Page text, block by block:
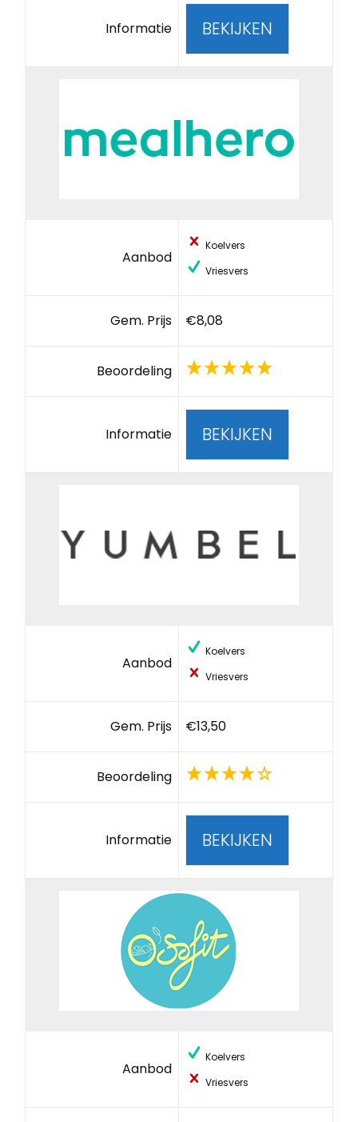
Informatie BEKIJKEN
Aanbod
Koelvers
Vriesvers
Gem. Prijs €8,08
Beoordeling
Informatie BEKIJKEN
Aanbod
Koelvers
Vriesvers
Gem. Prijs €13,50
Beoordeling
Informatie BEKIJKEN
Aanbod
Koelvers
Vriesvers